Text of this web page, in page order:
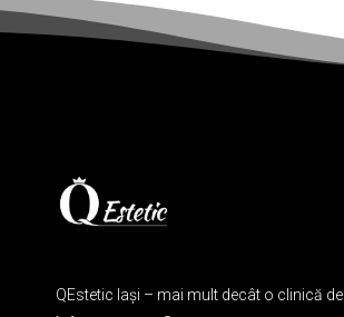
QEstetic Iași – mai mult decât o clinică de